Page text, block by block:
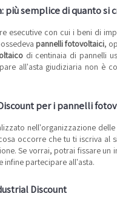
semplice di quanto si
esecutive con cui i beni di
pannelli fotovoltaici,
di centinaia di pannelli
all'asta giudiziaria non è
per i pannelli
nell'organizzazione
occorre che tu ti iscriva al
Se vorrai, potrai fissare
infine partecipare all'asta.
Discount